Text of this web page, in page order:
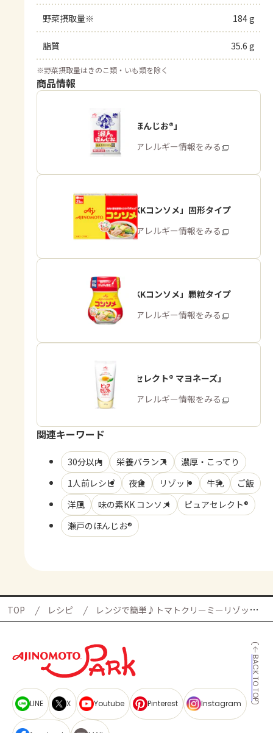
野菜摂取量※ 184 g
脂質 35.6 g
※野菜摂取量はきのこ類・いも類を除く
商品情報
「瀬戸のほんじお®」
商品・アレルギー情報をみる
「味の素KKコンソメ」固形タイプ
商品・アレルギー情報をみる
「味の素KKコンソメ」顆粒タイプ
商品・アレルギー情報をみる
「ピュアセレクト® マヨネーズ」
商品・アレルギー情報をみる
関連キーワード
30分以内 栄養バランス
濃厚・こってり
1人前レシピ
夜食 リゾット 牛乳
ご飯
洋風
味の素KK コンソメ
ピュアセレクト®
瀬戸のほんじお®
TOP レシピ レンジで簡単♪トマトクリーミーリゾットの献立
BACK TO TOP
LINE X Youtube Pinterest Instagram